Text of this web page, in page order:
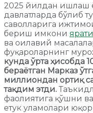
2025 йилдан ишлаш
давлатларда бўлиб
саволларига
бериш имкони
ва оилавий
фуқароларнинг
кунда ўрта ҳисобда
бераётган Марказ
миллиондан ортиқ
тақдим этди.
фаолиятига қўшни
етук уламолари